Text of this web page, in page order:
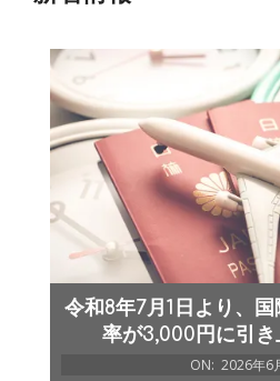
令和8年7月1日より、
率が3,000円に引
ON: 2026年6